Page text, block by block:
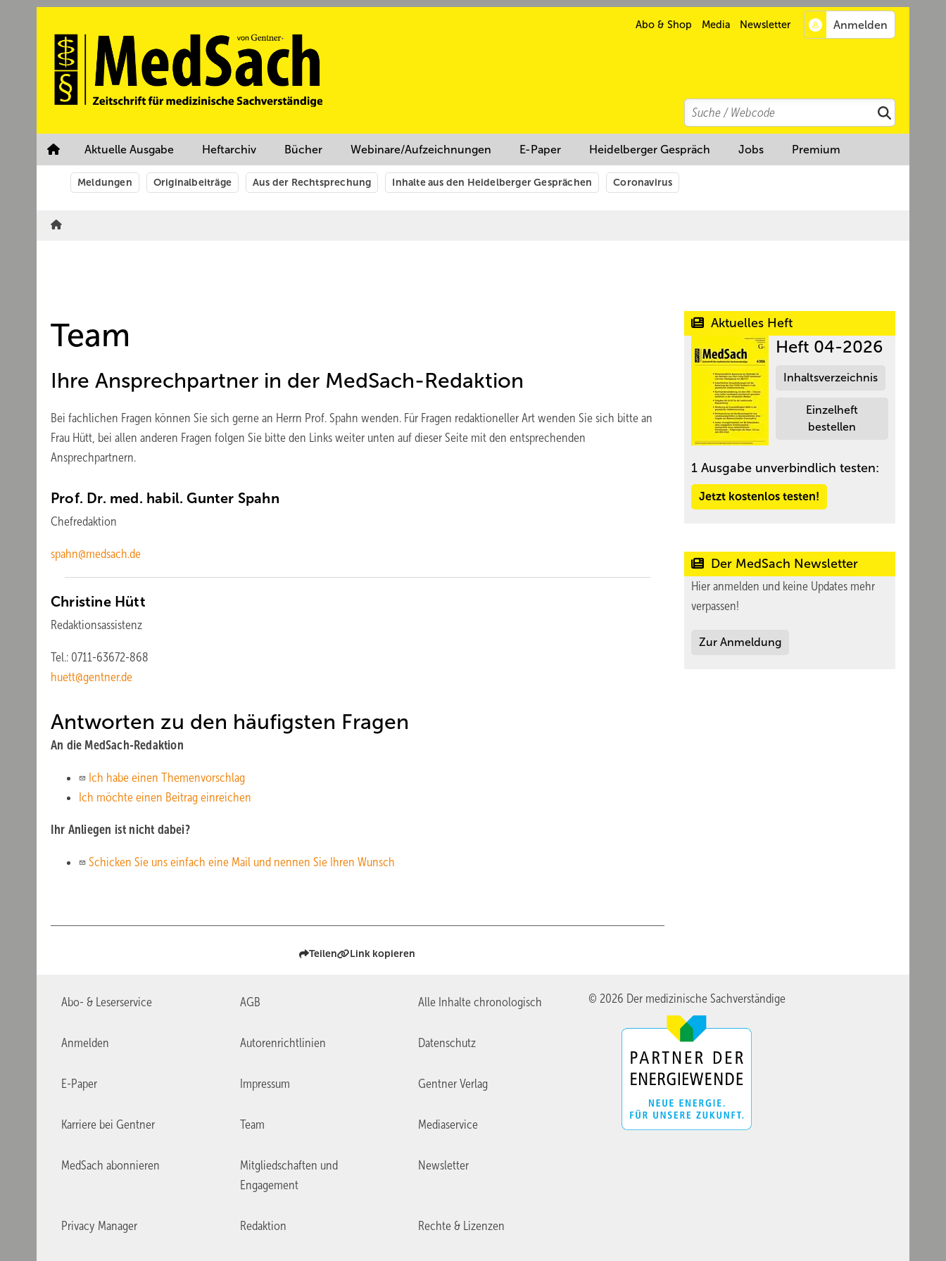
Abo & Shop Media Newsletter
Search
Suchen
Aktuelle Ausgabe Heftarchiv Bücher Webinare/Aufzeichnungen E-Paper Heidelberger Gespräch Jobs Premium
Meldungen Originalbeiträge Aus der Rechtsprechung Inhalte aus den Heidelberger Gesprächen Coronavirus
Team
Ihre Ansprechpartner in der MedSach-Redaktion
Bei fachlichen Fragen können Sie sich gerne an Herrn Prof. Spahn wenden. Für Fragen redaktioneller Art wenden Sie sich bitte an
Frau Hütt, bei allen anderen Fragen folgen Sie bitte den Links weiter unten auf dieser Seite mit den entsprechenden
Ansprechpartnern.
Prof. Dr. med. habil. Gunter Spahn
Chefredaktion
spahn@medsach.de
Christine Hütt
Redaktionsassistenz
Tel.: 0711-63672-868
huett@gentner.de
Antworten zu den häufigsten Fragen
An die MedSach-Redaktion
Ich habe einen Themenvorschlag
Ich möchte einen Beitrag einreichen
Ihr Anliegen ist nicht dabei?
Schicken Sie uns einfach eine Mail und nennen Sie Ihren Wunsch
Teilen Link kopieren
Aktuelles Heft
Heft 04-2026
Inhaltsverzeichnis
Einzelheft
bestellen
1 Ausgabe unverbindlich testen:
Jetzt kostenlos testen!
Der MedSach Newsletter
Hier anmelden und keine Updates mehr
verpassen!
Zur Anmeldung
Abo- & Leserservice AGB Alle Inhalte chronologisch
Anmelden Autorenrichtlinien Datenschutz
E-Paper Impressum Gentner Verlag
Karriere bei Gentner Team Mediaservice
MedSach abonnieren
Mitgliedschaften und
Engagement
Newsletter
Privacy Manager Redaktion Rechte & Lizenzen
© 2026 Der medizinische Sachverständige